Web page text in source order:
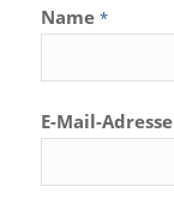
Name *
E-Mail-Adresse